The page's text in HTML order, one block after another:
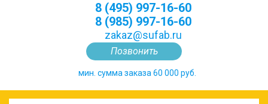
Позвонить
8 (495) 997-16-60
8 (985) 997-16-60
zakaz@sufab.ru
мин. сумма заказа 60 000 руб.